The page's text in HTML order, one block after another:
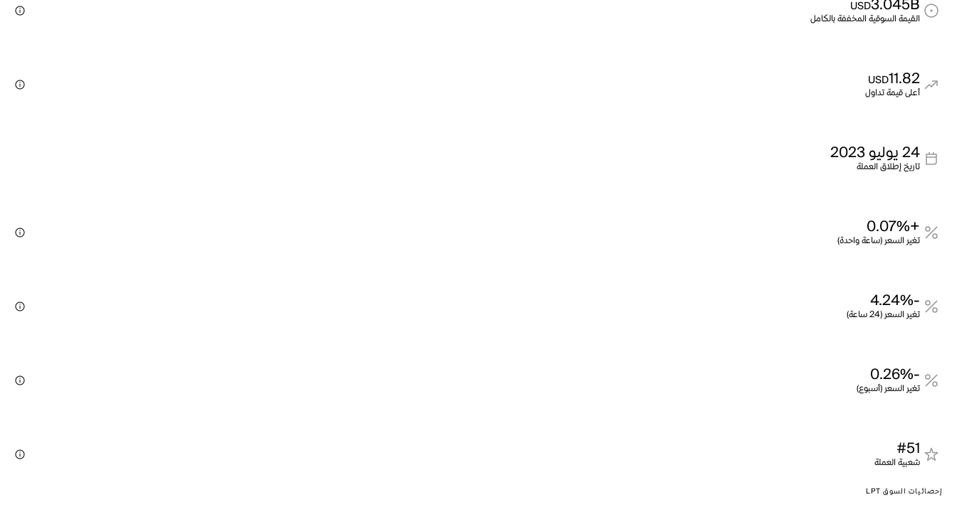
3.045B
USD
القيمة السوقية المخففة بالكامل
11.82
USD
أعلى قيمة تداول
24 يوليو 2023
تاريخ إطلاق العملة
+0.07%
تغير السعر (ساعة واحدة)
-4.24%
تغير السعر (24 ساعة)
-0.26%
تغير السعر (أسبوع)
#51
شعبية العملة
إحصائيات السوق LPT